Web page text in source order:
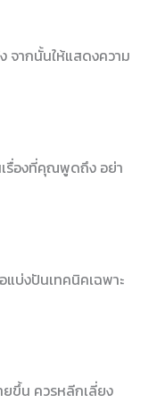
จากนั้นให้แสดงความ
รื่องที่คุณพูดถึง อย่า
บ่งปันเทคนิคเฉพาะ
ยขึ้น ควรหลีกเลี่ยง